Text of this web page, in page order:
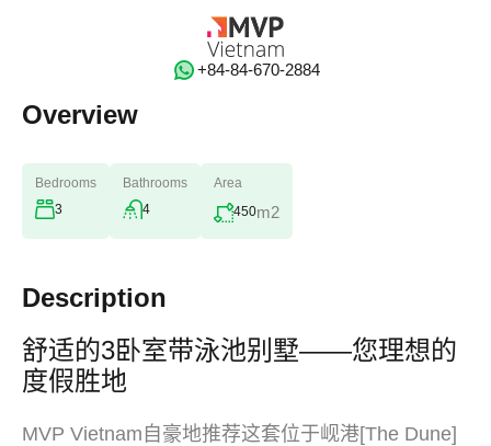
‭+84-84-670-2884‬
Overview
Bedrooms
3
Bathrooms
4
Area
450m2
Description
舒适的3卧室带泳池别墅——您理想的
度假胜地
MVP Vietnam自豪地推荐这套位于岘港[The Dune]